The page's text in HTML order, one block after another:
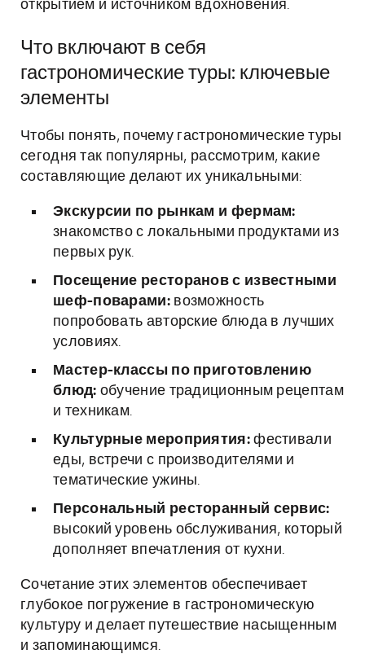
открытием и источником вдохновения.
Что включают в себя
гастрономические туры: ключевые
элементы
Чтобы понять, почему гастрономические туры
сегодня так популярны, рассмотрим, какие
составляющие делают их уникальными:
Экскурсии по рынкам и фермам:
знакомство с локальными продуктами из
первых рук.
Посещение ресторанов с известными
шеф-поварами:возможность
попробовать авторские блюда в лучших
условиях.
Мастер-классы по приготовлению
блюд: обучение традиционным рецептам
и техникам.
Культурные мероприятия:фестивали
еды, встречи с производителями и
тематические ужины.
Персональный ресторанный сервис:
высокий уровень обслуживания, который
дополняет впечатления от кухни.
Сочетание этих элементов обеспечивает
глубокое погружение в гастрономическую
культуру и делает путешествие насыщенным
и запоминающимся.